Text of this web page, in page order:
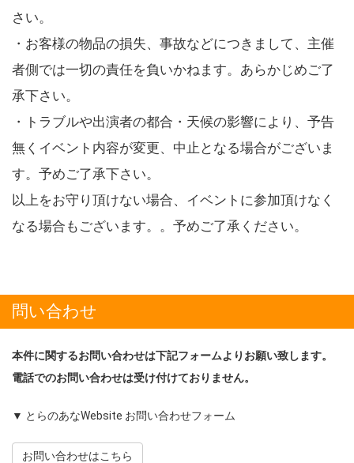
さい。
・お客様の物品の損失、事故などにつきまして、主催
者側では一切の責任を負いかねます。あらかじめご了
承下さい。
・トラブルや出演者の都合・天候の影響により、予告
無くイベント内容が変更、中止となる場合がございま
す。予めご了承下さい。
以上をお守り頂けない場合、イベントに参加頂けなく
なる場合もございます。。予めご了承ください。
問い合わせ
本件に関するお問い合わせは下記フォームよりお願い致します。
電話でのお問い合わせは受け付けておりません。
▼ とらのあなWebsite お問い合わせフォーム
お問い合わせはこちら